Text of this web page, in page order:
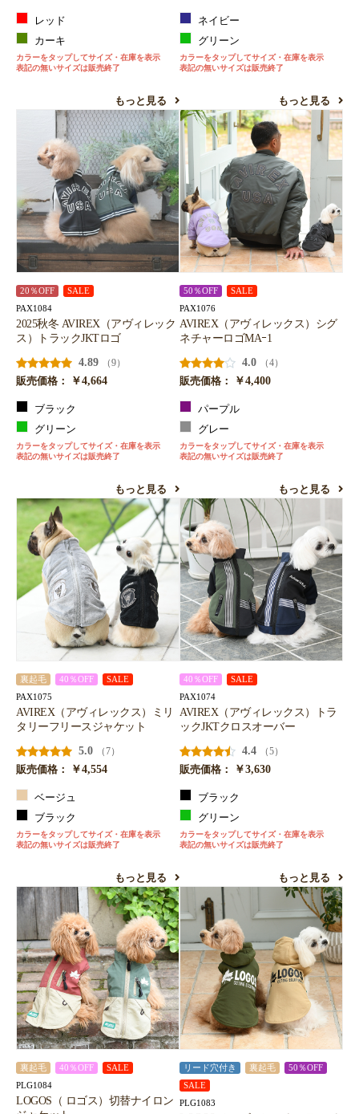
レッド
カーキ
カラーをタップしてサイズ・在庫を表示
表記の無いサイズは販売終了
もっと見る
ネイビー
グリーン
カラーをタップしてサイズ・在庫を表示
表記の無いサイズは販売終了
もっと見る
20％OFF SALE
PAX1084
2025秋冬 AVIREX（アヴィレック
ス）トラックJKTロゴ
4.89
（9）
販売価格：
￥4,664
ブラック
グリーン
カラーをタップしてサイズ・在庫を表示
表記の無いサイズは販売終了
もっと見る
50％OFF SALE
PAX1076
AVIREX（アヴィレックス）シグ
ネチャーロゴMAｰ1
4.0
（4）
販売価格：
￥4,400
パープル
グレー
カラーをタップしてサイズ・在庫を表示
表記の無いサイズは販売終了
もっと見る
裏起毛 40％OFF SALE
PAX1075
AVIREX（アヴィレックス）ミリ
タリーフリースジャケット
5.0
（7）
販売価格：
￥4,554
ベージュ
ブラック
カラーをタップしてサイズ・在庫を表示
表記の無いサイズは販売終了
もっと見る
40％OFF SALE
PAX1074
AVIREX（アヴィレックス）トラ
ックJKTクロスオーバー
4.4
（5）
販売価格：
￥3,630
ブラック
グリーン
カラーをタップしてサイズ・在庫を表示
表記の無いサイズは販売終了
もっと見る
裏起毛 40％OFF SALE
PLG1084
LOGOS（ ロゴス）切替ナイロン
リード穴付き 裏起毛
50％OFF
SALE
PLG1083